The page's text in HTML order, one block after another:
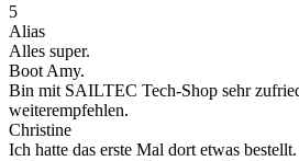
5
Alias
Alles super.
Boot Amy.
Bin mit SAILTEC Tech-Shop sehr
weiterempfehlen.
Christine
Ich hatte das erste Mal dort etwas